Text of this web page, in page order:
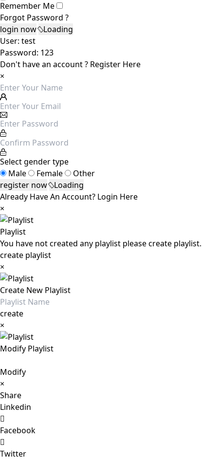
Remember Me
Forgot Password ?
Loading
User: test
Password: 123
Don't have an account ? Register Here
×
Select gender type
Male
Female
Other
Loading
Already Have An Account? Login Here
×
Playlist
You have not created any playlist please create playlist.
create playlist
×
Create New Playlist
create
×
Modify Playlist
Modify
×
Share
Linkedin
Facebook
Twitter